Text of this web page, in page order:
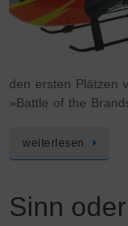
den ersten Plätzen
»Battle of the
weiterlesen
Sinn